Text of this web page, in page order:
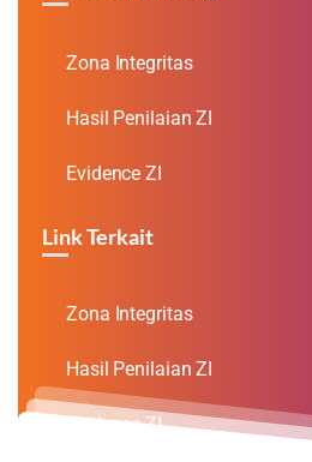
Zona Integritas
Hasil Penilaian ZI
Evidence ZI
Link Terkait
Zona Integritas
Hasil Penilaian ZI
Evidence ZI